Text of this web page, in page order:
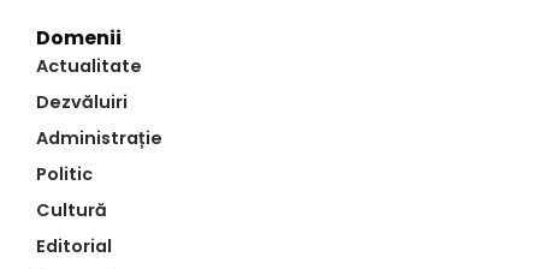
Domenii
Actualitate
Dezvăluiri
Administrație
Politic
Cultură
Editorial